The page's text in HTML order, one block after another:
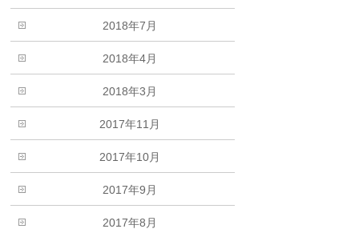
2018年7月
2018年4月
2018年3月
2017年11月
2017年10月
2017年9月
2017年8月